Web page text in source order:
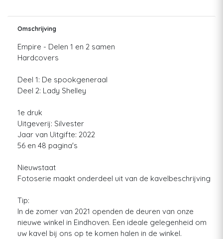
Omschrijving
Empire - Delen 1 en 2 samen
Hardcovers
Deel 1: De spookgeneraal
Deel 2: Lady Shelley
1e druk
Uitgeverij: Silvester
Jaar van Uitgifte: 2022
56 en 48 pagina's
Nieuwstaat
Fotoserie maakt onderdeel uit van de kavelbeschrijving
Tip:
In de zomer van 2021 openden de deuren van onze
nieuwe winkel in Eindhoven. Een ideale gelegenheid om
uw kavel bij ons op te komen halen in de winkel.